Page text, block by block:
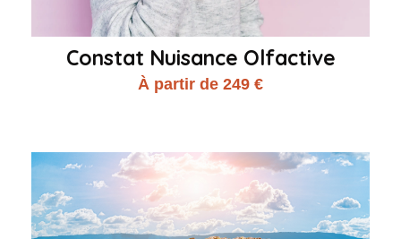
Constat Nuisance Olfactive
À partir de 249 €